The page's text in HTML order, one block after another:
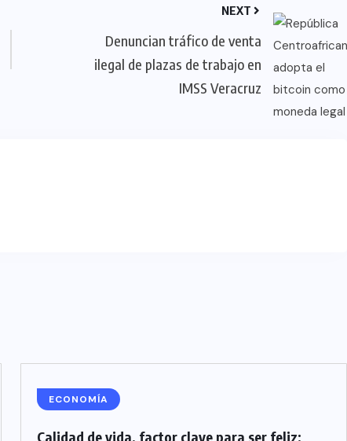
NEXT
Denuncian tráfico de venta
ilegal de plazas de trabajo en
IMSS Veracruz
ECONOMÍA
Calidad de vida, factor clave para ser feliz: